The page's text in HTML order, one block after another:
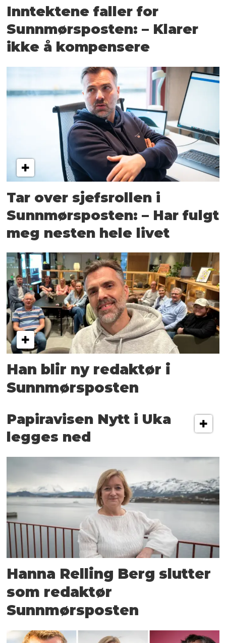
Inntektene faller for
Sunnmørsposten: – Klarer
ikke å kompensere
Tar over sjefsrollen i
Sunnmørsposten: – Har fulgt
meg nesten hele livet
Han blir ny redaktør i
Sunnmørsposten
Papiravisen Nytt i Uka
legges ned
Hanna Relling Berg slutter
som redaktør
Sunnmørsposten